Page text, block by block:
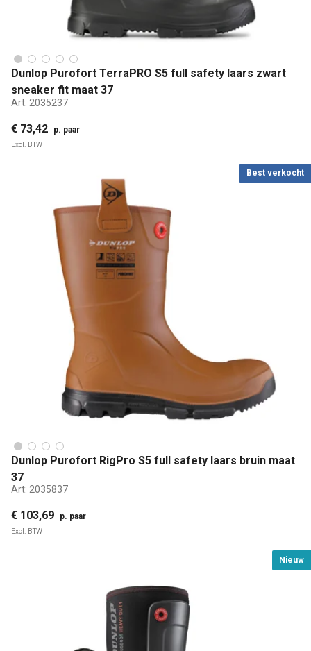
Dunlop Purofort TerraPRO S5 full safety laars zwart
sneaker fit maat 37
Art: 2035237
€ 73,42 p. paar
Excl. BTW
Best verkocht
Dunlop Purofort RigPro S5 full safety laars bruin maat
37
Art: 2035837
€ 103,69 p. paar
Excl. BTW
Nieuw